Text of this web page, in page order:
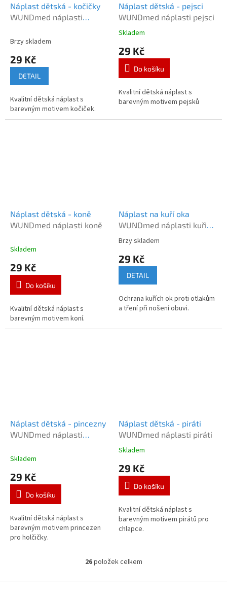
Náplast dětská - kočičky
WUNDmed náplasti
Brzy skladem
29 Kč
DETAIL
Kvalitní dětská náplast s
barevným motivem kočiček.
Náplast dětská - pejsci
WUNDmed náplasti pejsci
Průměrné
produktu
5,0
5
hvězdiček.
Skladem
29 Kč
Do košíku
Kvalitní dětská náplast s
barevným motivem pejsků
Náplast dětská - koně
WUNDmed náplasti koně
Skladem
29 Kč
Do košíku
Kvalitní dětská náplast s
barevným motivem koní.
Náplast na kuří oka
WUNDmed náplasti kuři
oka 5ks
Průměrné
produktu
3,0
5
hvězdiček.
Brzy skladem
29 Kč
DETAIL
Ochrana kuřích ok proti otlakům
a tření při nošení obuvi.
Náplast dětská - pincezny
WUNDmed náplasti
Skladem
29 Kč
Do košíku
Kvalitní dětská náplast s
barevným motivem princezen
pro holčičky.
Náplast dětská - piráti
WUNDmed náplasti piráti
Průměrné
produktu
5,0
5
hvězdiček.
Skladem
29 Kč
Do košíku
Kvalitní dětská náplast s
barevným motivem pirátů pro
chlapce.
O
l
26položek celkem